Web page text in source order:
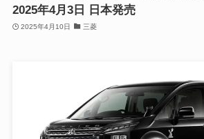
2025年4月3日 日本発売
2025年4月10日 三菱